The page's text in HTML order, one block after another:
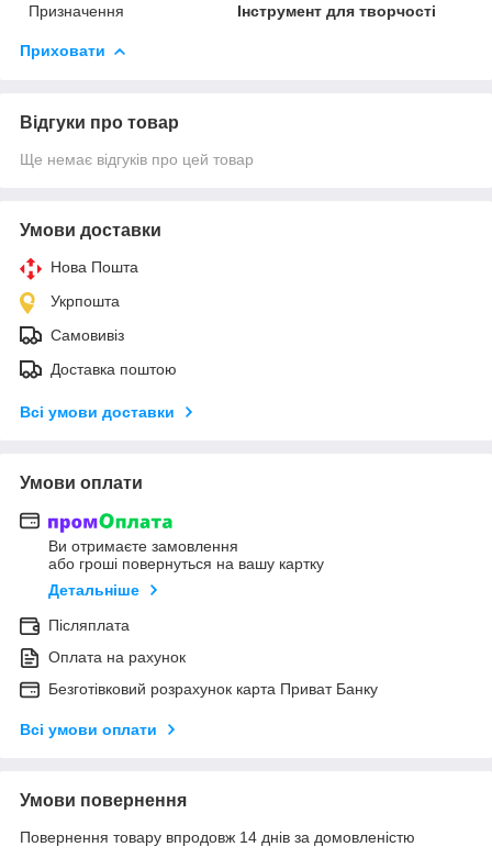
Призначення
Інструмент для творчості
Приховати
Відгуки про товар
Ще немає відгуків про цей товар
Умови доставки
Нова Пошта
Укрпошта
Самовивіз
Доставка поштою
Всі умови доставки
Умови оплати
Ви отримаєте замовлення
або гроші повернуться на вашу картку
Детальніше
Післяплата
Оплата на рахунок
Безготівковий розрахунок карта Приват Банку
Всі умови оплати
Умови повернення
Повернення товару впродовж 14 днів за домовленістю